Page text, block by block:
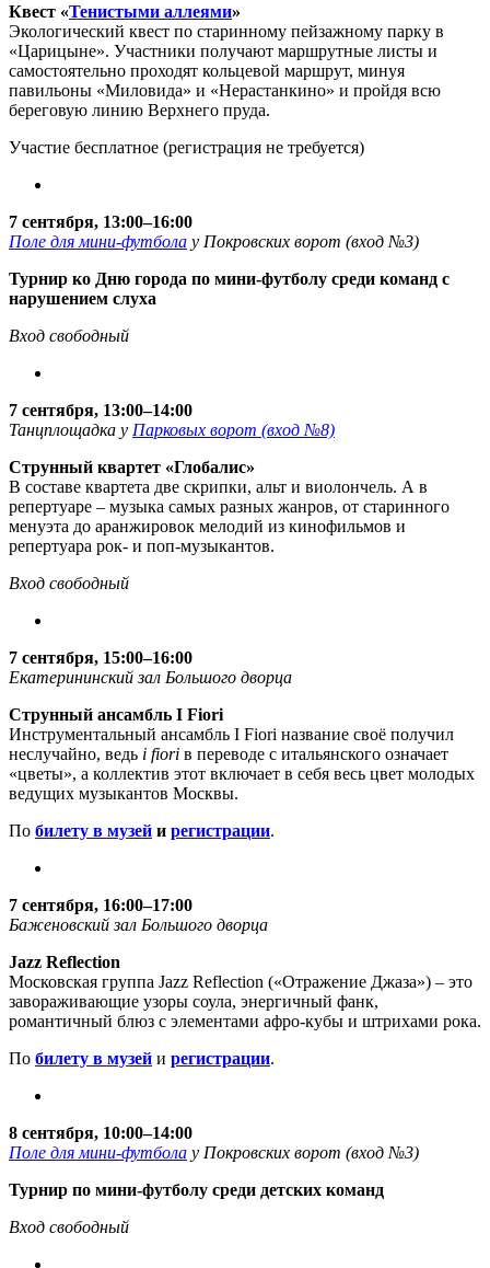
Квест «Тенистыми аллеями»
Экологический квест по старинному пейзажному парку в
«Царицыне». Участники получают маршрутные листы и
самостоятельно проходят кольцевой маршрут, минуя
павильоны «Миловида» и «Нерастанкино» и пройдя всю
береговую линию Верхнего пруда.
Участие бесплатное (регистрация не требуется)
7 сентября, 13:00–16:00
Поле для мини-футбола у Покровских ворот (вход №3)
Турнир ко Дню города по мини-футболу среди команд с
нарушением слуха
Вход свободный
7 сентября, 13:00–14:00
Танцплощадка у Парковых ворот (вход №8)
Струнный квартет «Глобалис»
В составе квартета две скрипки, альт и виолончель. А в
репертуаре – музыка самых разных жанров, от старинного
менуэта до аранжировок мелодий из кинофильмов и
репертуара рок- и поп-музыкантов.
Вход свободный
7 сентября, 15:00–16:00
Екатерининский зал Большого дворца
Струнный ансамбль I Fiori
Инструментальный ансамбль I Fiori название своё получил
неслучайно, ведь i fiori в переводе с итальянского означает
«цветы», а коллектив этот включает в себя весь цвет молодых
ведущих музыкантов Москвы.
По билету в музей и регистрации.
7 сентября, 16:00–17:00
Баженовский зал Большого дворца
Jazz Reflection
Московская группа Jazz Reflection («Отражение Джаза») – это
завораживающие узоры соула, энергичный фанк,
романтичный блюз с элементами афро-кубы и штрихами рока.
По билету в музей и регистрации.
8 сентября, 10:00–14:00
Поле для мини-футбола у Покровских ворот (вход №3)
Турнир по мини-футболу среди детских команд
Вход свободный